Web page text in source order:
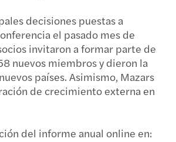
decisiones puestas a
el pasado mes de
invitaron a formar parte de
nuevos miembros y dieron la
países. Asimismo, Mazars
de crecimiento externa en
del informe anual online en: